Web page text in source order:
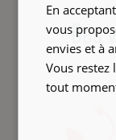
Des
En
vous
envies et à
Vous restez
tout